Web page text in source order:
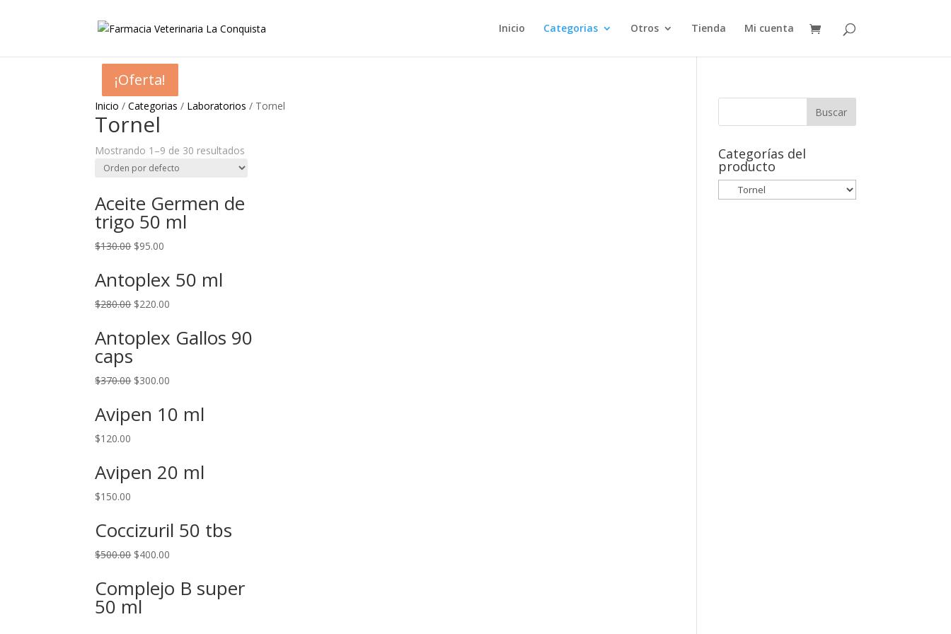
Inicio Categorias Otros Tienda Mi cuenta
Inicio /Categorias / Laboratorios / Tornel
Tornel
Mostrando 1–9 de 30 resultados
¡Oferta!
Aceite Germen de
trigo 50 ml
$130.00 $95.00
¡Oferta!
Antoplex 50 ml
$280.00 $220.00
¡Oferta!
Antoplex Gallos 90
caps
$370.00 $300.00
Avipen 10 ml
$120.00
Avipen 20 ml
$150.00
¡Oferta!
Coccizuril 50 tbs
$500.00 $400.00
Complejo B super
50 ml
¡Oferta!
Categorías del
producto